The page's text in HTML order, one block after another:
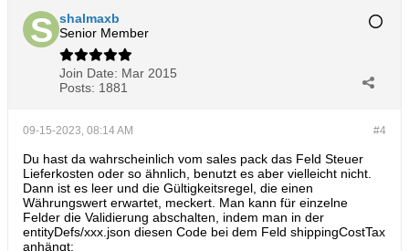
shalmaxb
Senior Member
Join Date: Mar 2015
Posts: 1881
#4
09-15-2023, 08:14 AM
Du hast da wahrscheinlich vom sales pack das Feld Steuer
Lieferkosten oder so ähnlich, benutzt es aber vielleicht nicht.
Dann ist es leer und die Gültigkeitsregel, die einen
Währungswert erwartet, meckert. Man kann für einzelne
Felder die Validierung abschalten, indem man in der
entityDefs/xxx.json diesen Code bei dem Feld shippingCostTax
anhängt: